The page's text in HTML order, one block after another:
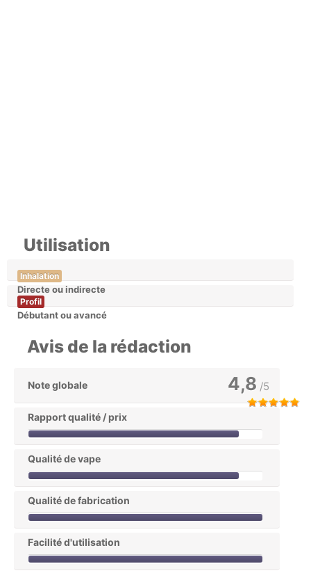
Utilisation
Inhalation
Directe ou indirecte
Profil
Débutant ou avancé
Avis de la rédaction
Note globale 4,8 /5
Rapport qualité / prix
Qualité de vape
Qualité de fabrication
Facilité d'utilisation